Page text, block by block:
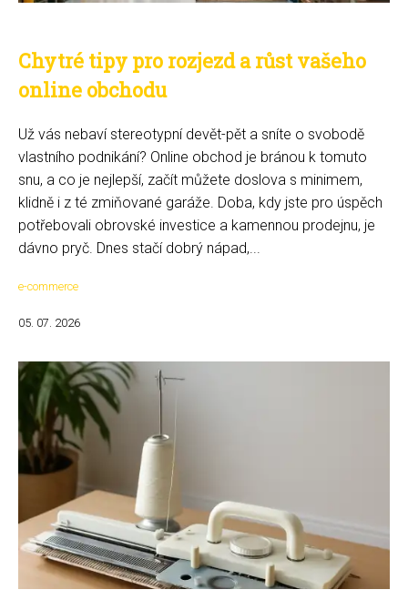
Chytré tipy pro rozjezd a růst vašeho
online obchodu
Už vás nebaví stereotypní devět-pět a sníte o svobodě
vlastního podnikání? Online obchod je bránou k tomuto
snu, a co je nejlepší, začít můžete doslova s minimem,
klidně i z té zmiňované garáže. Doba, kdy jste pro úspěch
potřebovali obrovské investice a kamennou prodejnu, je
dávno pryč. Dnes stačí dobrý nápad,...
e-commerce
05. 07. 2026